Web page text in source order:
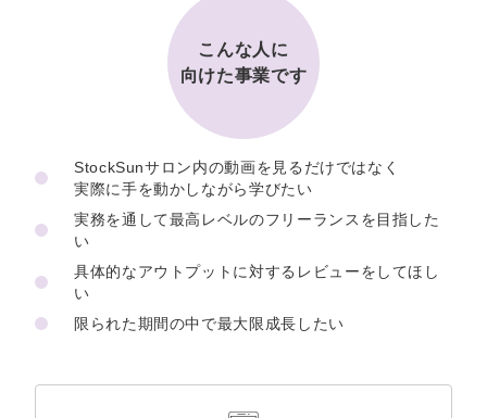
こんな人に
向けた事業です
StockSunサロン内の動画を見るだけではなく
実際に手を動かしながら学びたい
実務を通して最高レベルのフリーランスを目指した
い
具体的なアウトプットに対するレビューをしてほし
い
限られた期間の中で最大限成長したい